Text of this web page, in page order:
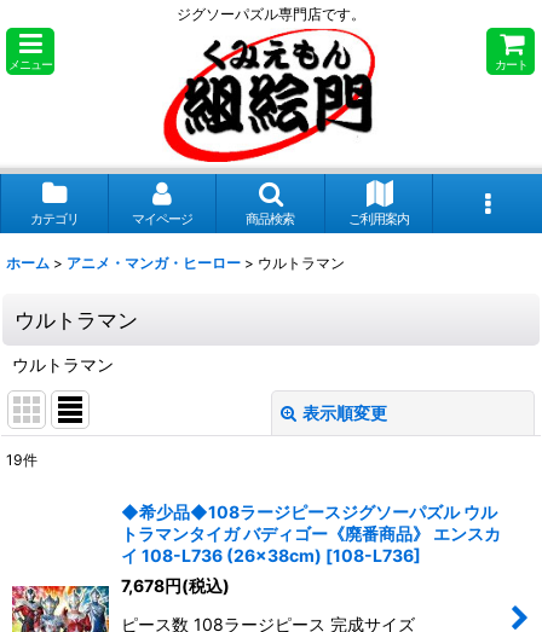
ジグソーパズル専門店です。
メニュー カート
カテゴリ マイページ 商品検索 ご利用案内
ホーム > アニメ・マンガ・ヒーロー > ウルトラマン
ウルトラマン
ウルトラマン
表示順変更
絞り込む
19件
◆希少品◆108ラージピースジグソーパズル ウル
トラマンタイガ バディゴー《廃番商品》 エンスカ
イ 108-L736 (26×38cm) [108-L736]
7,678円(税込)
ピース数 108ラージピース 完成サイズ